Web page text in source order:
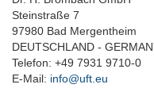
Steinstraße 7
97980 Bad Mergentheim
DEUTSCHLAND -
Telefon: +49 7931 9710-0
E-Mail: info@uft.eu